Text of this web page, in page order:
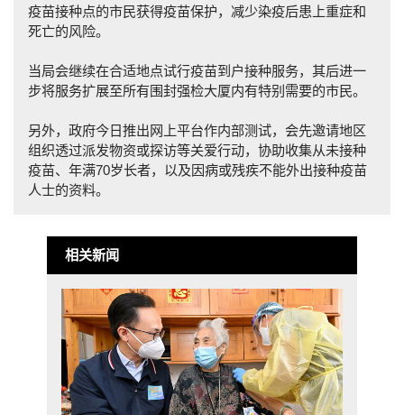
疫苗接种点的市民获得疫苗保护，减少染疫后患上重症和
死亡的风险。
当局会继续在合适地点试行疫苗到户接种服务，其后进一
步将服务扩展至所有围封强检大厦内有特别需要的市民。
另外，政府今日推出网上平台作内部测试，会先邀请地区
组织透过派发物资或探访等关爱行动，协助收集从未接种
疫苗、年满70岁长者，以及因病或残疾不能外出接种疫苗
人士的资料。
相关新闻